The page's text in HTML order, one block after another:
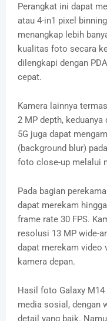
Perangkat ini dapat
atau 4-in1 pixel
menangkap lebih
kualitas foto secara
dilengkapi dengan
cepat.
Kamera lainnya
2 MP depth,
5G juga dapat
(background blur)
foto close-up melalui
Pada bagian
dapat merekam
frame rate 30 FPS.
resolusi 13 MP wide-
dapat merekam video
kamera depan.
Hasil foto Galaxy
media sosial, dengan
detail yang baik.